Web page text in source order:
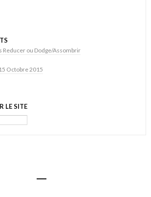
Reducer ou Dodge/Assombrir
Octobre 2015
LE SITE